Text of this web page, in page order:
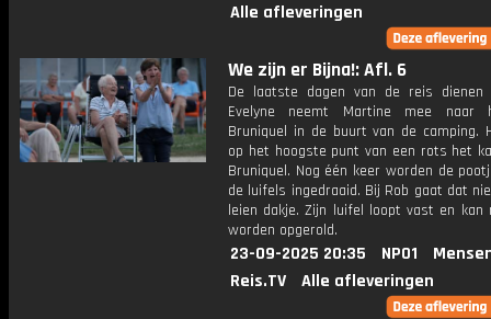
Alle afleveringen
We zijn er Bijna!: Afl. 6
De laatste dagen van de reis dienen
Evelyne neemt Martine mee naar
Bruniquel in de buurt van de camping.
op het hoogste punt van een rots het
Bruniquel. Nog één keer worden de
de luifels ingedraaid. Bij Rob gaat dat
leien dakje. Zijn luifel loopt vast en kan
worden opgerold.
23-09-2025 20:35 NPO1
Reis.TV
Alle afleveringen